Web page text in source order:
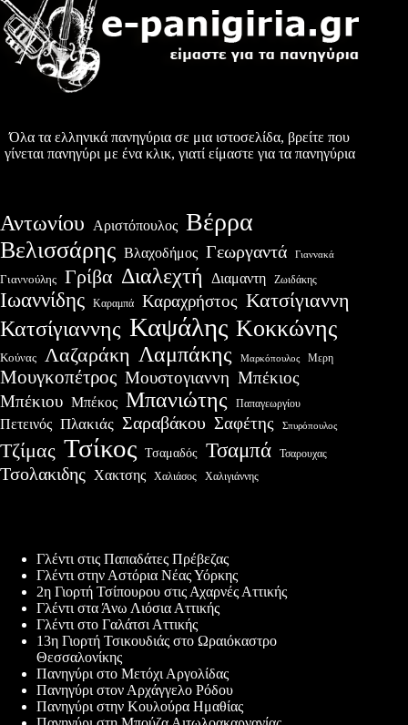
Όλα τα ελληνικά πανηγύρια σε μια ιστοσελίδα, βρείτε που
γίνεται πανηγύρι με ένα κλικ, γιατί είμαστε για τα πανηγύρια
Αντωνίου Αριστόπουλος Βέρρα
Βελισσάρης Βλαχοδήμος Γεωργαντά Γιαννακά
Γιαννούλης Γρίβα Διαλεχτή Διαμαντη Ζωιδάκης
Ιωαννίδης Καραμπά Καραχρήστος Κατσίγιαννη
Κατσίγιαννης Καψάλης Κοκκώνης
Κούνας Λαζαράκη Λαμπάκης Μαρκόπουλος Μερη
Μουγκοπέτρος Μουστογιαννη Μπέκιος
Μπέκιου Μπέκος Μπανιώτης Παπαγεωργίου
Πετεινός Πλακιάς Σαραβάκου Σαφέτης Σπυρόπουλος
Τζίμας Τσίκος Τσαμαδός Τσαμπά Τσαρουχας
Τσολακιδης Χακτσης Χαλιάσος Χαλιγιάννης
Γλέντι στις Παπαδάτες Πρέβεζας
Γλέντι στην Αστόρια Νέας Υόρκης
2η Γιορτή Τσίπουρου στις Αχαρνές Αττικής
Γλέντι στα Άνω Λιόσια Αττικής
Γλέντι στο Γαλάτσι Αττικής
13η Γιορτή Τσικουδιάς στο Ωραιόκαστρο
Θεσσαλονίκης
Πανηγύρι στο Μετόχι Αργολίδας
Πανηγύρι στον Αρχάγγελο Ρόδου
Πανηγύρι στην Κουλούρα Ημαθίας